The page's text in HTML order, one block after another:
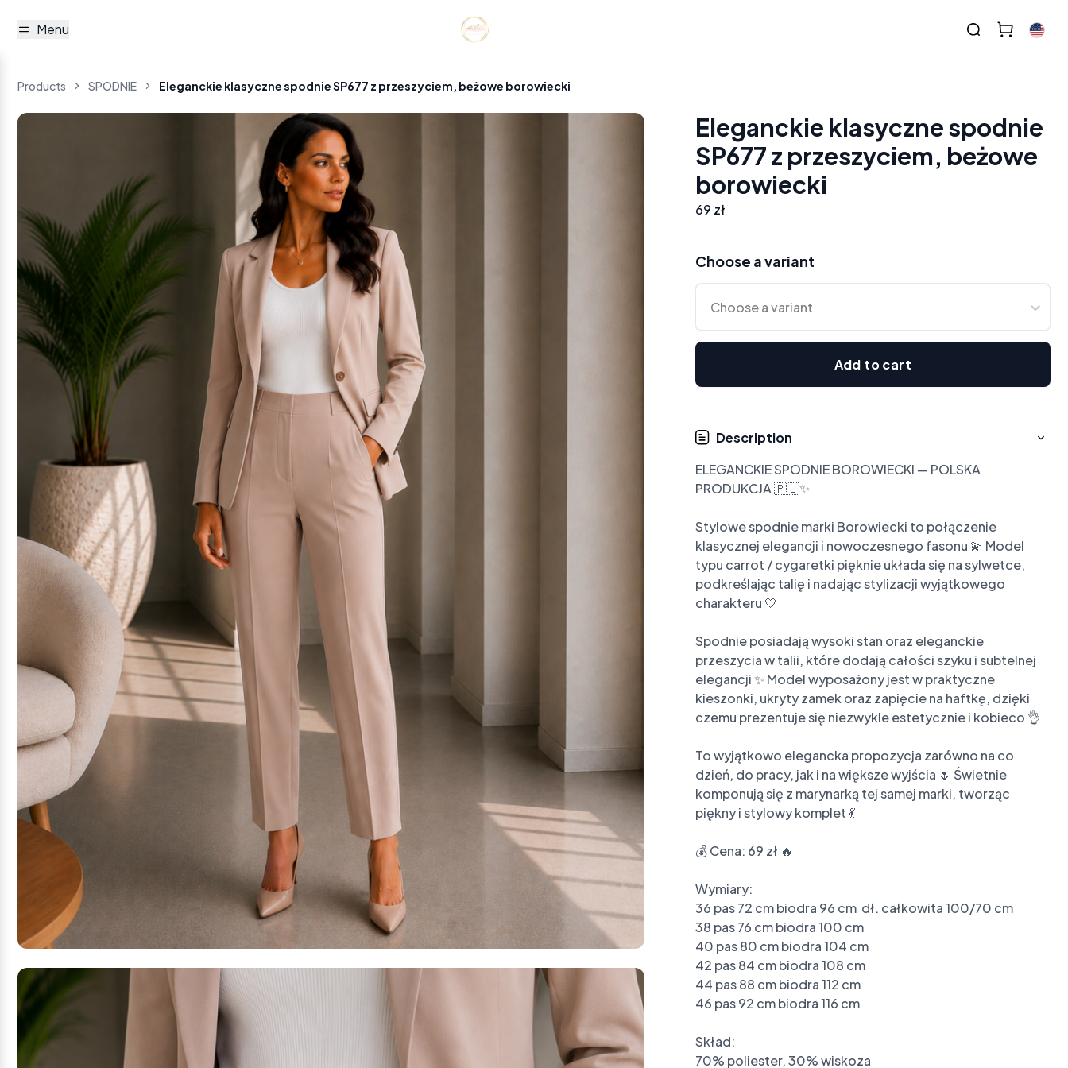
Menu
Products SPODNIE Eleganckie klasyczne spodnie SP677 z przeszyciem, beżowe borowiecki
Eleganckie klasyczne spodnie
SP677 z przeszyciem, beżowe
borowiecki
69 zł
Choose a variant
Choose a variant
Add to cart
Description
ELEGANCKIE SPODNIE BOROWIECKI — POLSKA
PRODUKCJA 🇵🇱✨
Stylowe spodnie marki Borowiecki to połączenie
klasycznej elegancji i nowoczesnego fasonu 💫 Model
typu carrot / cygaretki pięknie układa się na sylwetce,
podkreślając talię i nadając stylizacji wyjątkowego
charakteru 🤍
Spodnie posiadają wysoki stan oraz eleganckie
przeszycia w talii, które dodają całości szyku i subtelnej
elegancji ✨ Model wyposażony jest w praktyczne
kieszonki, ukryty zamek oraz zapięcie na haftkę, dzięki
czemu prezentuje się niezwykle estetycznie i kobieco 👌
To wyjątkowo elegancka propozycja zarówno na co
dzień, do pracy, jak i na większe wyjścia 🌷 Świetnie
komponują się z marynarką tej samej marki, tworząc
piękny i stylowy komplet 💃
💰 Cena: 69 zł 🔥
Wymiary:
36 pas 72 cm biodra 96 cm  dł. całkowita 100/70 cm
38 pas 76 cm biodra 100 cm
40 pas 80 cm biodra 104 cm
42 pas 84 cm biodra 108 cm
44 pas 88 cm biodra 112 cm
46 pas 92 cm biodra 116 cm
Skład:
70% poliester, 30% wiskoza